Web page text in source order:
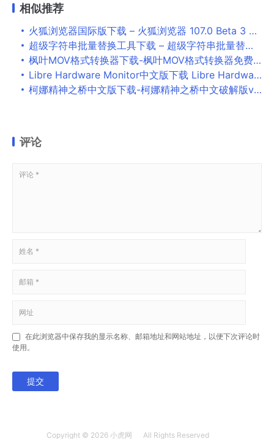
相似推荐
火狐浏览器国际版下载 – 火狐浏览器 107.0 Beta 3 中文国际版
超级字符串批量替换工具下载 – 超级字符串批量替换工具 4.35 绿色破解版
枫叶MOV格式转换器下载-枫叶MOV格式转换器免费版v10.3.0.0下载
Libre Hardware Monitor中文版下载 Libre Hardware Monitor开源免硬件监测工具 V0.9.0 绿色汉化版
柯娜精神之桥中文版下载-柯娜精神之桥中文破解版v2.08 电脑版下载
评论
在此浏览器中保存我的显示名称、邮箱地址和网站地址，以便下次评论时
使用。
提交
Copyright © 2026 小虎网 All Rights Reserved